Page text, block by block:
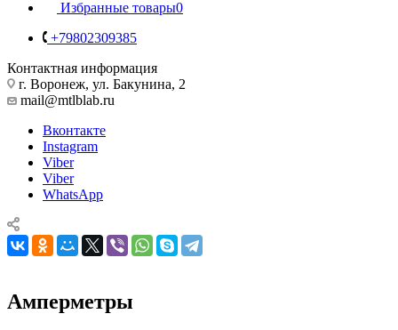
Избранные товары0
+79802309385
Контактная информация
г. Воронеж, ул. Бакунина, 2
mail@mtlblab.ru
Вконтакте
Instagram
Viber
Viber
WhatsApp
Амперметры